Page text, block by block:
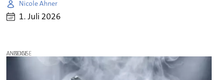
Nicole Ahner
1. Juli 2026
ANZEIGE